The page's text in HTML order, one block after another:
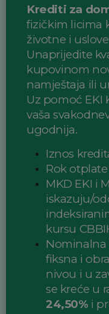
Krediti za
fizičkim licima
životne i
Unaprijedite
kupovinom
namještaja ili
Uz pomoć EKI
vaša
ugodnija.
Iznos
Rok
MKD EKI i
iskazuju/
kursu
Nominalna
fiksna i
nivou i u
se kreće u
24,50% i